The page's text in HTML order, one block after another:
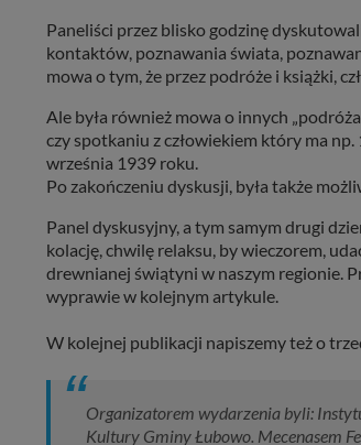
Paneliści przez blisko godzinę
kontaktów, poznawania świata,
mowa o tym, że przez podróże i książki,
Ale była również mowa o innych
czy spotkaniu z człowiekiem który ma
września 1939 roku.
Po zakończeniu dyskusji, była także
Panel dyskusyjny, a tym samym drugi
kolację, chwilę relaksu, by wieczorem,
drewnianej świątyni w naszym regionie.
wyprawie w kolejnym artykule.
W kolejnej publikacji napiszemy też o
Organizatorem wydarzenia byli:
Kultury Gminy Łubowo. Mecenasem